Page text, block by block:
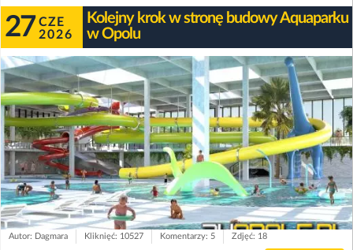
27 CZE
2026
Kolejny krok w stronę budowy Aquaparku
w Opolu
Autor: Dagmara Kliknięć: 10527 Komentarzy: 5 Zdjęć: 18